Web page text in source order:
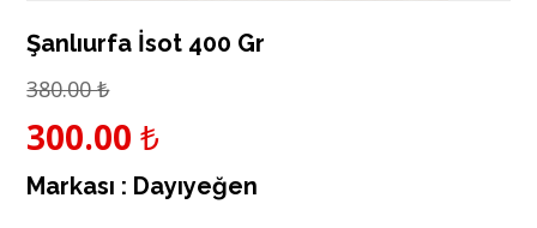
Şanlıurfa İsot 400 Gr
380.00₺
300.00₺
Markası : Dayıyeğen